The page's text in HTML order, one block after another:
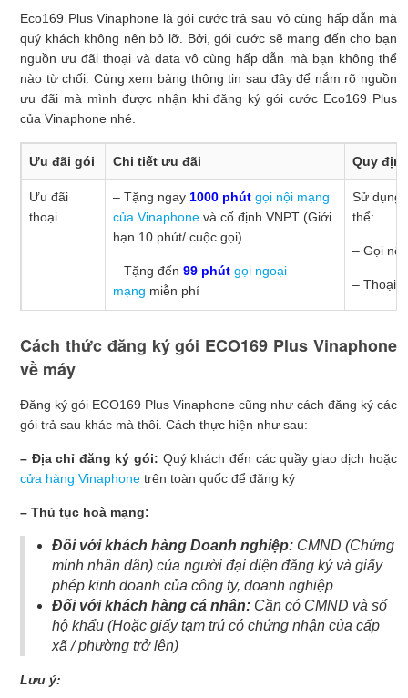
Eco169 Plus Vinaphone là gói cước trả sau vô cùng hấp dẫn mà
quý khách không nên bỏ lỡ. Bởi, gói cước sẽ mang đến cho bạn
nguồn ưu đãi thoại và data vô cùng hấp dẫn mà bạn không thể
nào từ chối. Cùng xem bảng thông tin sau đây để nắm rõ nguồn
ưu đãi mà mình được nhận khi đăng ký gói cước Eco169 Plus
của Vinaphone nhé.
Ưu đãi gói Chi tiết ưu đãi Quy
Ưu đãi
thoại
– Tặng ngay 1000 phút gọi nội mạng
của Vinaphone và cố định VNPT (Giới
hạn 10 phút/ cuộc gọi)
– Tặng đến 99 phút gọi ngoại
mạng miễn phí
Sử dụng
thể:
– Gọi
– Thoại
Ưu đãi data Nhận ngay đến 4,8GB data tốc độ cao Hết ưu
Cách thức đăng ký gói ECO169 Plus Vinaphone
về máy
Đăng ký gói ECO169 Plus Vinaphone cũng như cách đăng ký các
gói trả sau khác mà thôi. Cách thực hiện như sau:
– Địa chỉ đăng ký gói: Quý khách đến các quầy giao dịch hoặc
cửa hàng Vinaphone trên toàn quốc để đăng ký
– Thủ tục hoà mạng:
Đối với khách hàng Doanh nghiệp: CMND (Chứng
minh nhân dân) của người đại diện đăng ký và giấy
phép kinh doanh của công ty, doanh nghiệp
Đối với khách hàng cá nhân: Cần có CMND và sổ
hộ khẩu (Hoặc giấy tạm trú có chứng nhận của cấp
xã / phường trở lên)
Lưu ý: